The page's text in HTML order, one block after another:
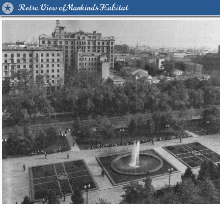
Retro View of Mankind's Habitat